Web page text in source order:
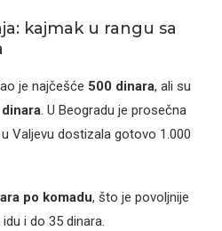
kajmak u rangu sa
je najčešće 500 dinara, ali su
. U Beogradu je prosečna
Valjevu dostizala gotovo 1.000
po komadu, što je povoljnije
i do 35 dinara.